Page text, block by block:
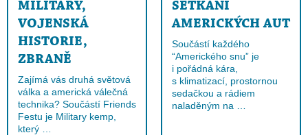
MILITARY,
VOJENSKÁ
HISTORIE,
ZBRANĚ
Zajímá vás druhá světová
válka a americká válečná
technika? Součástí Friends
Festu je Military kemp,
který …
SETKÁNÍ
AMERICKÝCH AUT
Součástí každého
“Amerického snu” je
i pořádná kára,
s klimatizací, prostornou
sedačkou a rádiem
naladěným na …